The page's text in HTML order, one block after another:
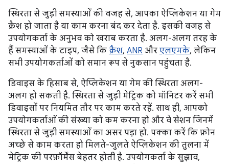
स्थिरता से जुड़ी समस्याओं की वजह से, आपका ऐप्लिकेशन या गेम
क्रैश हो जाता है या काम करना बंद कर देता है. इसकी वजह से
उपयोगकर्ता के अनुभव को खराब करता है. अलग-अलग तरह के
हैं समस्याओं के टाइप, जैसे कि क्रैश, ANR और एलएमके, लेकिन
सभी उपयोगकर्ताओं को समान रूप से नुकसान पहुंचता है.
डिवाइस के हिसाब से, ऐप्लिकेशन या गेम की स्थिरता अलग-
अलग हो सकती है. स्थिरता से जुड़ी मेट्रिक को मॉनिटर करें सभी
डिवाइसों पर नियमित तौर पर काम करते रहें. साथ ही, आपको
उपयोगकर्ताओं की संख्या को कम करना हो और वे सेशन जिनमें
स्थिरता से जुड़ी समस्याओं का असर पड़ा हो. पक्का करें कि फ़ोन
अच्छे से काम करता हो मिलते-जुलते ऐप्लिकेशन की तुलना में
मेट्रिक की परफ़ॉर्मेंस बेहतर होती है. उपयोगकर्ता के सुझाव,